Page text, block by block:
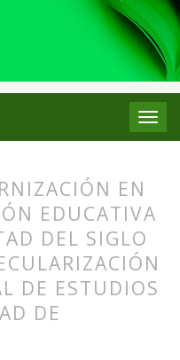
EN
EDUCATIVA
DEL SIGLO
DE ESTUDIOS
DE